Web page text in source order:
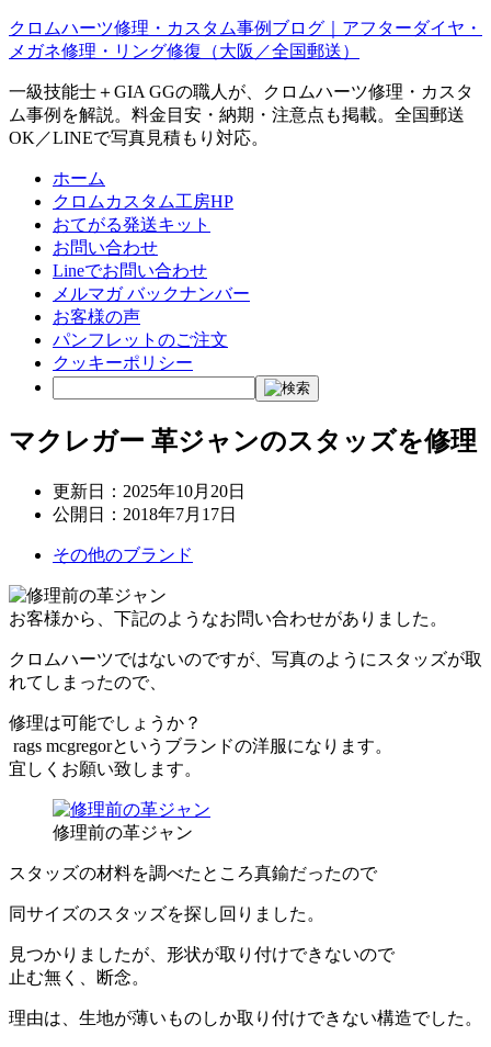
クロムハーツ修理・カスタム事例ブログ｜アフターダイヤ・
メガネ修理・リング修復（大阪／全国郵送）
一級技能士＋GIA GGの職人が、クロムハーツ修理・カスタ
ム事例を解説。料金目安・納期・注意点も掲載。全国郵送
OK／LINEで写真見積もり対応。
ホーム
クロムカスタム工房HP
おてがる発送キット
お問い合わせ
Lineでお問い合わせ
メルマガ バックナンバー
お客様の声
パンフレットのご注文
クッキーポリシー
マクレガー 革ジャンのスタッズを修理
更新日： 2025年10月20日
公開日： 2018年7月17日
その他のブランド
お客様から、下記のようなお問い合わせがありました。
クロムハーツではないのですが、 写真のようにスタッズが取
れてしまったので、
修理は可能でしょうか？
rags mcgregorというブランドの洋服になります。
宜しくお願い致します。
修理前の革ジャン
スタッズの材料を調べたところ真鍮だったので
同サイズのスタッズを探し回りました。
見つかりましたが、形状が取り付けできないので
止む無く、断念。
理由は、生地が薄いものしか取り付けできない構造でした。